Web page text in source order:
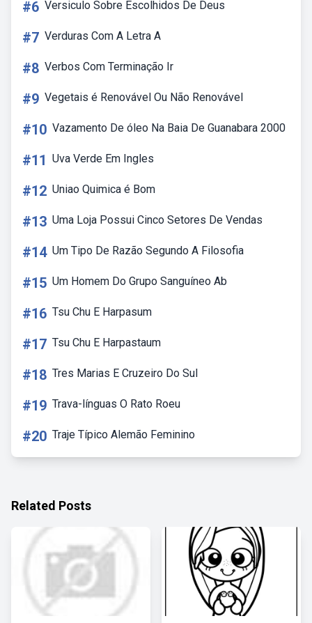
#6 Versiculo Sobre Escolhidos De Deus
#7 Verduras Com A Letra A
#8 Verbos Com Terminação Ir
#9 Vegetais é Renovável Ou Não Renovável
#10 Vazamento De óleo Na Baia De Guanabara 2000
#11 Uva Verde Em Ingles
#12 Uniao Quimica é Bom
#13 Uma Loja Possui Cinco Setores De Vendas
#14 Um Tipo De Razão Segundo A Filosofia
#15 Um Homem Do Grupo Sanguíneo Ab
#16 Tsu Chu E Harpasum
#17 Tsu Chu E Harpastaum
#18 Tres Marias E Cruzeiro Do Sul
#19 Trava-línguas O Rato Roeu
#20 Traje Típico Alemão Feminino
Related Posts